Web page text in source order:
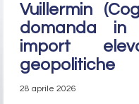
Vuillermin
domanda in
import
geopolitiche
28 aprile 2026